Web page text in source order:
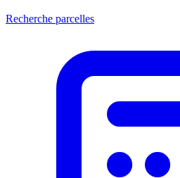
Recherche parcelles